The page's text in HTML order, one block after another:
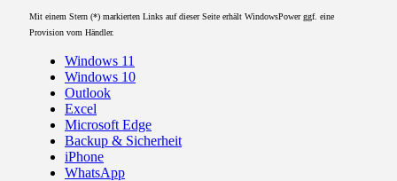
Mit einem Stern (*) markierten Links auf dieser Seite erhält WindowsPower ggf. eine
Provision vom Händler.
Windows 11
Windows 10
Outlook
Excel
Microsoft Edge
Backup & Sicherheit
iPhone
WhatsApp